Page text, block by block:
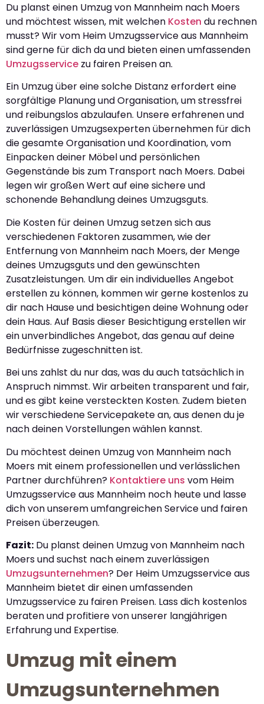
Du planst einen Umzug von Mannheim nach Moers
und möchtest wissen, mit welchen Kosten du rechnen
musst? Wir vom Heim Umzugsservice aus Mannheim
sind gerne für dich da und bieten einen umfassenden
Umzugsservice zu fairen Preisen an.
Ein Umzug über eine solche Distanz erfordert eine
sorgfältige Planung und Organisation, um stressfrei
und reibungslos abzulaufen. Unsere erfahrenen und
zuverlässigen Umzugsexperten übernehmen für dich
die gesamte Organisation und Koordination, vom
Einpacken deiner Möbel und persönlichen
Gegenstände bis zum Transport nach Moers. Dabei
legen wir großen Wert auf eine sichere und
schonende Behandlung deines Umzugsguts.
Die Kosten für deinen Umzug setzen sich aus
verschiedenen Faktoren zusammen, wie der
Entfernung von Mannheim nach Moers, der Menge
deines Umzugsguts und den gewünschten
Zusatzleistungen. Um dir ein individuelles Angebot
erstellen zu können, kommen wir gerne kostenlos zu
dir nach Hause und besichtigen deine Wohnung oder
dein Haus. Auf Basis dieser Besichtigung erstellen wir
ein unverbindliches Angebot, das genau auf deine
Bedürfnisse zugeschnitten ist.
Bei uns zahlst du nur das, was du auch tatsächlich in
Anspruch nimmst. Wir arbeiten transparent und fair,
und es gibt keine versteckten Kosten. Zudem bieten
wir verschiedene Servicepakete an, aus denen du je
nach deinen Vorstellungen wählen kannst.
Du möchtest deinen Umzug von Mannheim nach
Moers mit einem professionellen und verlässlichen
Partner durchführen? Kontaktiere uns vom Heim
Umzugsservice aus Mannheim noch heute und lasse
dich von unserem umfangreichen Service und fairen
Preisen überzeugen.
Fazit: Du planst deinen Umzug von Mannheim nach
Moers und suchst nach einem zuverlässigen
Umzugsunternehmen? Der Heim Umzugsservice aus
Mannheim bietet dir einen umfassenden
Umzugsservice zu fairen Preisen. Lass dich kostenlos
beraten und profitiere von unserer langjährigen
Erfahrung und Expertise.
Umzug mit einem
Umzugsunternehmen